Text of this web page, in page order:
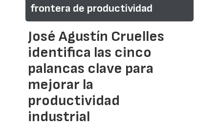
frontera de productividad
José Agustín Cruelles
identifica las cinco
palancas clave para
mejorar la
productividad
industrial